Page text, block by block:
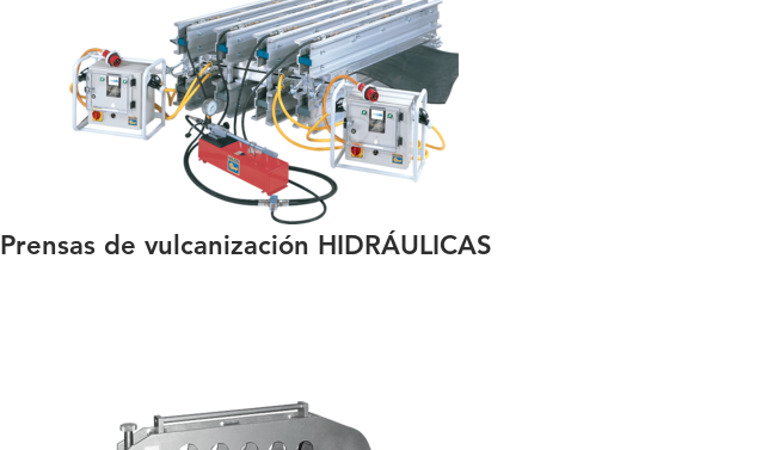
Prensas de vulcanización HIDRÁULICAS